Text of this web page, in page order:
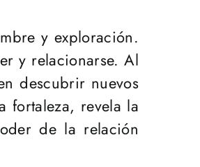
y exploración.
y relacionarse. Al
descubrir nuevos
fortaleza, revela la
de la relación